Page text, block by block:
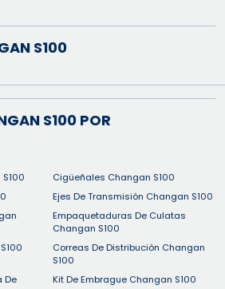
S100
S100 POR
Cigüeñales Changan S100
Ejes De Transmisión Changan S100
Empaquetaduras De Culatas
Changan S100
Correas De Distribución Changan
S100
De
Kit De Embrague Changan S100